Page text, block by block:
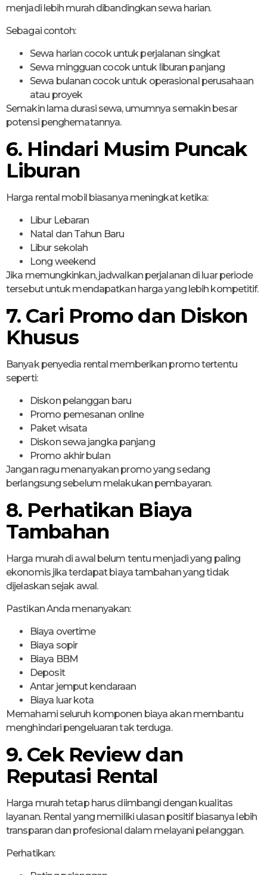
menjadi lebih murah dibandingkan sewa harian.
Sebagai contoh:
Sewa harian cocok untuk perjalanan singkat
Sewa mingguan cocok untuk liburan panjang
Sewa bulanan cocok untuk operasional perusahaan
atau proyek
Semakin lama durasi sewa, umumnya semakin besar
potensi penghematannya.
6. Hindari Musim Puncak
Liburan
Harga rental mobil biasanya meningkat ketika:
Libur Lebaran
Natal dan Tahun Baru
Libur sekolah
Long weekend
Jika memungkinkan, jadwalkan perjalanan di luar periode
tersebut untuk mendapatkan harga yang lebih kompetitif.
7. Cari Promo dan Diskon
Khusus
Banyak penyedia rental memberikan promo tertentu
seperti:
Diskon pelanggan baru
Promo pemesanan online
Paket wisata
Diskon sewa jangka panjang
Promo akhir bulan
Jangan ragu menanyakan promo yang sedang
berlangsung sebelum melakukan pembayaran.
8. Perhatikan Biaya
Tambahan
Harga murah di awal belum tentu menjadi yang paling
ekonomis jika terdapat biaya tambahan yang tidak
dijelaskan sejak awal.
Pastikan Anda menanyakan:
Biaya overtime
Biaya sopir
Biaya BBM
Deposit
Antar jemput kendaraan
Biaya luar kota
Memahami seluruh komponen biaya akan membantu
menghindari pengeluaran tak terduga.
9. Cek Review dan
Reputasi Rental
Harga murah tetap harus diimbangi dengan kualitas
layanan. Rental yang memiliki ulasan positif biasanya lebih
transparan dan profesional dalam melayani pelanggan.
Perhatikan: